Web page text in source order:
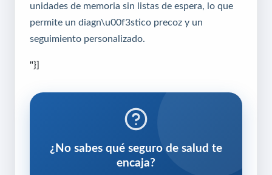
unidades de memoria sin listas de espera, lo que
permite un diagn\u00f3stico precoz y un
seguimiento personalizado.
"}]
¿No sabes qué seguro de salud te
encaja?